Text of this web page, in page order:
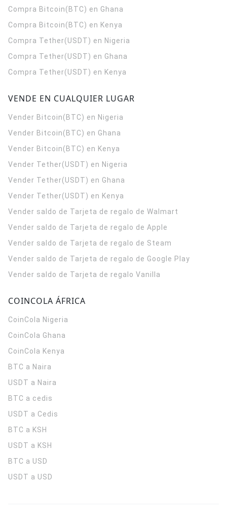
Compra Bitcoin(BTC) en Ghana
Compra Bitcoin(BTC) en Kenya
Compra Tether(USDT) en Nigeria
Compra Tether(USDT) en Ghana
Compra Tether(USDT) en Kenya
VENDE EN CUALQUIER LUGAR
Vender Bitcoin(BTC) en Nigeria
Vender Bitcoin(BTC) en Ghana
Vender Bitcoin(BTC) en Kenya
Vender Tether(USDT) en Nigeria
Vender Tether(USDT) en Ghana
Vender Tether(USDT) en Kenya
Vender saldo de Tarjeta de regalo de Walmart
Vender saldo de Tarjeta de regalo de Apple
Vender saldo de Tarjeta de regalo de Steam
Vender saldo de Tarjeta de regalo de Google Play
Vender saldo de Tarjeta de regalo Vanilla
COINCOLA ÁFRICA
CoinCola Nigeria
CoinCola Ghana
CoinCola Kenya
BTC a Naira
USDT a Naira
BTC a cedis
USDT a Cedis
BTC a KSH
USDT a KSH
BTC a USD
USDT a USD